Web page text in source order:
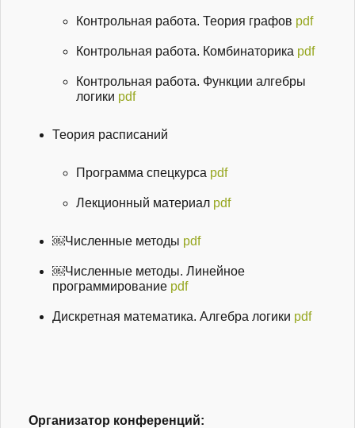
Контрольная работа. Теория графов pdf
Контрольная работа. Комбинаторика pdf
Контрольная работа. Функции алгебры
логики pdf
Теория расписаний
Программа спецкурса pdf
Лекционный материал pdf
￼Численные методы pdf
￼Численные методы. Линейное
программирование pdf
Дискретная математика. Алгебра логики pdf
Организатор конференций: